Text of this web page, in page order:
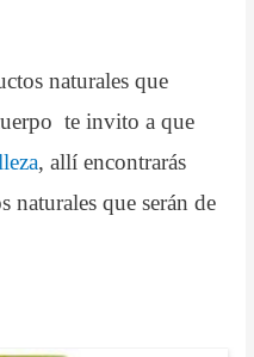
naturales que
te invito a que
, allí encontrarás
naturales que serán de